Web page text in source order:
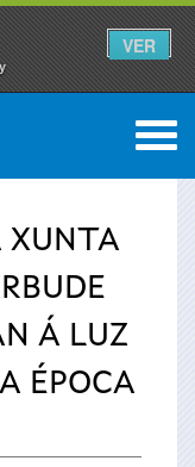
VER
0
XUNTA
Á LUZ
ÉPOCA